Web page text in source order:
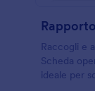
Raccogli e
Scheda
ideale per